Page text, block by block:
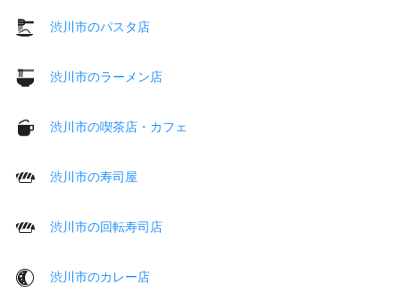
渋川市のパスタ店
渋川市のラーメン店
渋川市の喫茶店・カフェ
渋川市の寿司屋
渋川市の回転寿司店
渋川市のカレー店